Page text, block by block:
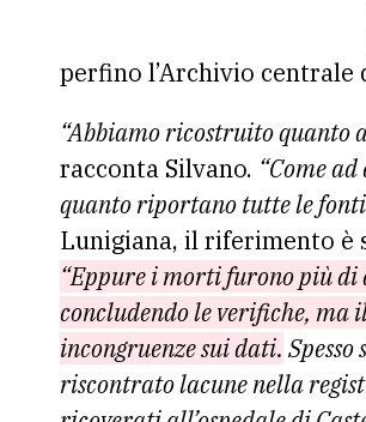
perfino l’Archivio centrale
“Abbiamo ricostruito quanto
racconta Silvano. “Come
quanto riportano tutte le
Lunigiana, il riferimento è
“Eppure i morti furono più di
concludendo le verifiche, ma
incongruenze sui dati.
riscontrato lacune nella